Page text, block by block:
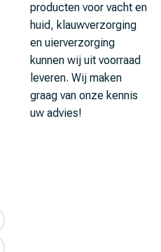
producten voor vacht en
huid, klauwverzorging
en uierverzorging
kunnen wij uit voorraad
leveren. Wij maken
graag van onze kennis
uw advies!